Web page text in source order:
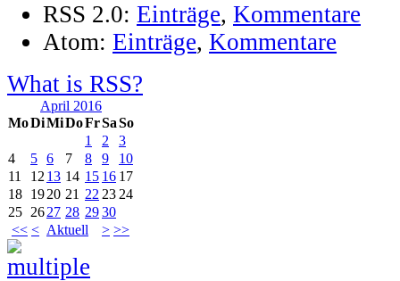
RSS 2.0: Einträge, Kommentare
Atom: Einträge, Kommentare
What is RSS?
April 2016
MoDiMiDoFrSaSo
<< < Aktuell > >>
1 2
3
4
5 6 7 8 9
10
11
12 13 14 15 16 17
18 1920 21 22 23 24
25 2627 28 2930